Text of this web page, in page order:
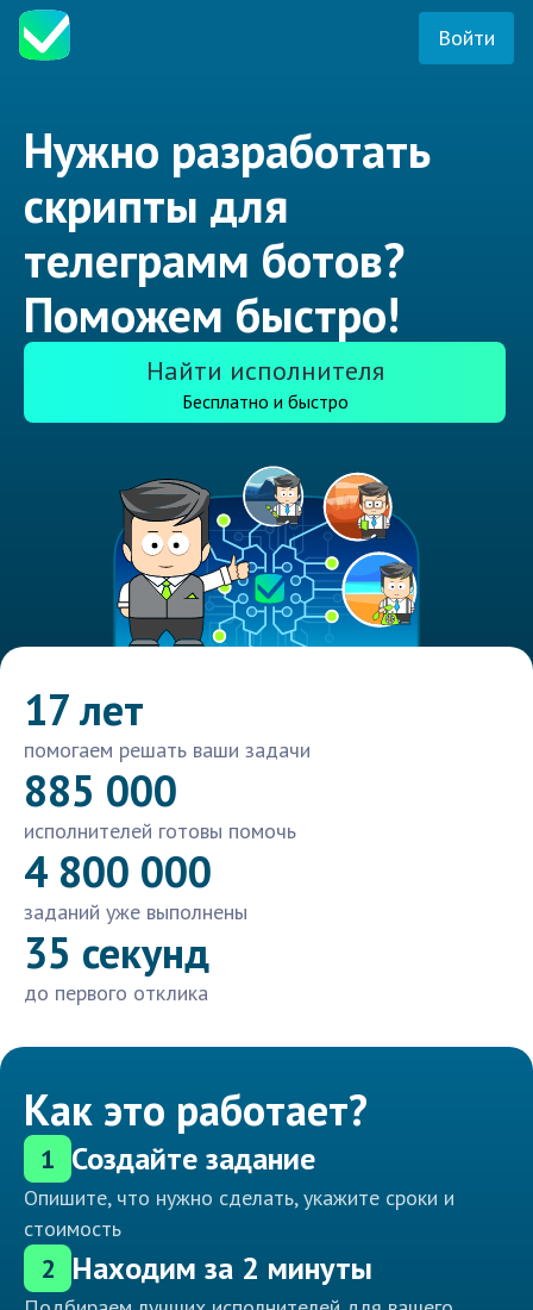
Войти
Нужно разработать
скрипты для
телеграмм ботов?
Поможем быстро!
Найти исполнителя
Бесплатно и быстро
17 лет
помогаем решать ваши задачи
885 000
исполнителей готовы помочь
4 800 000
заданий уже выполнены
35 секунд
до первого отклика
Как это работает?
1 Создайте задание
Опишите, что нужно сделать, укажите сроки и
стоимость
2 Находим за 2 минуты